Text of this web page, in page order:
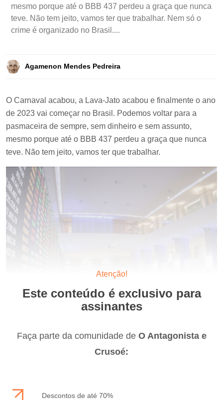
mesmo porque até o BBB 437 perdeu a graça que nunca
teve. Não tem jeito, vamos ter que trabalhar. Nem só o
crime é organizado no Brasil....
Agamenon Mendes Pedreira
Atenção!
Este conteúdo é exclusivo para
assinantes
Faça parte da comunidade de O Antagonista e
Crusoé:
Descontos de até 70%
O Carnaval acabou, a Lava-Jato acabou e finalmente o ano
de 2023 vai começar no Brasil. Podemos voltar para a
pasmaceira de sempre, sem dinheiro e sem assunto,
mesmo porque até o BBB 437 perdeu a graça que nunca
teve. Não tem jeito, vamos ter que trabalhar.